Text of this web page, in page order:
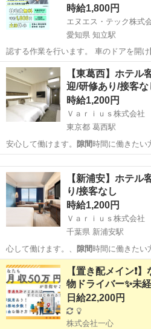
時給1,800円
エヌエス・テック株式
愛知県 知立駅
認する作業を行います。 車のドアを開け
所はシールを貼り…
愛知 刈谷市 知立駅 その他
【東葛西】ホテル
迎/研修あり/接客な
時給1,200円
Ｖａｒｉｕｓ株式会社
東京都 葛西駅
安心して働けます。
隙間 時間に働きたい
間で働きたい方歓…
【新浦安】ホテル
り/接客なし
時給1,200円
Ｖａｒｉｕｓ株式会社
千葉県 新浦安駅
心して働けます。、
隙間 時間に働きたい
間で働きたい方歓…
千葉 浦安市 新浦安駅 清掃
【置き配メイン❗️
物ドライバー✨未
日給22,200円
株式会社一心